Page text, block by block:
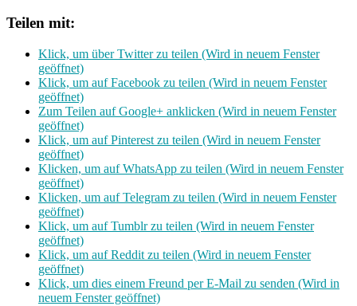
Teilen mit:
Klick, um über Twitter zu teilen (Wird in neuem Fenster
geöffnet)
Klick, um auf Facebook zu teilen (Wird in neuem Fenster
geöffnet)
Zum Teilen auf Google+ anklicken (Wird in neuem Fenster
geöffnet)
Klick, um auf Pinterest zu teilen (Wird in neuem Fenster
geöffnet)
Klicken, um auf WhatsApp zu teilen (Wird in neuem Fenster
geöffnet)
Klicken, um auf Telegram zu teilen (Wird in neuem Fenster
geöffnet)
Klick, um auf Tumblr zu teilen (Wird in neuem Fenster
geöffnet)
Klick, um auf Reddit zu teilen (Wird in neuem Fenster
geöffnet)
Klick, um dies einem Freund per E-Mail zu senden (Wird in
neuem Fenster geöffnet)